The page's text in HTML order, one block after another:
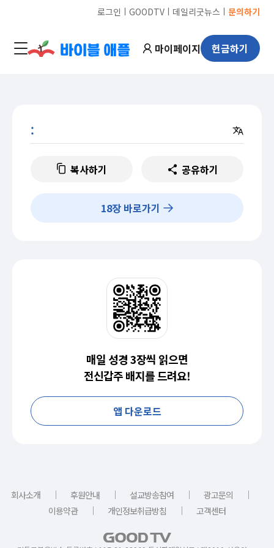
로그인 ㅣ GOODTVㅣ 데일리굿뉴스 ㅣ 문의하기
마이페이지 헌금하기
:
복사하기 공유하기
18장 바로가기
매일 성경 3장씩 읽으면
전신갑주 배지를 드려요!
앱 다운로드
회사소개 ｜ 후원안내 ｜ 설교방송참여 ｜ 광고문의
｜
이용약관
｜ 개인정보취급방침 ｜ 고객센터